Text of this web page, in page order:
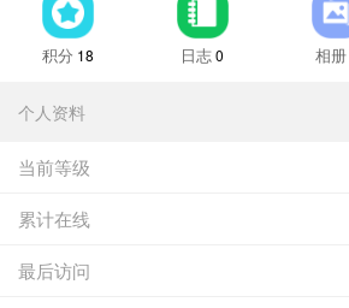
积分 18 日志0 相册
个人资料
当前等级
累计在线
最后访问